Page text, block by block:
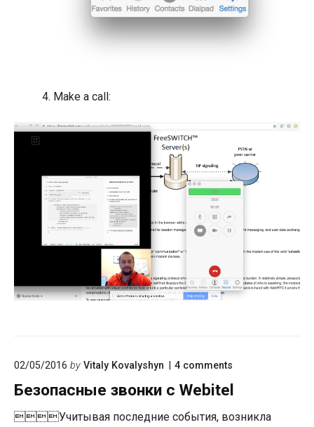
Make a call:
02/05/2016 by Vitaly Kovalyshyn 4 comments
Webitel"
Безопасные звонки с Webitel
Учитывая последние события, возникла